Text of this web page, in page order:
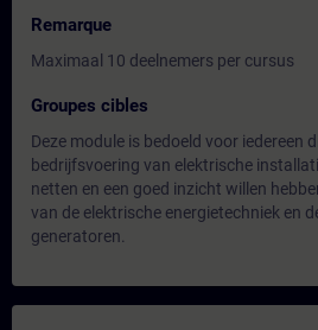
Remarque
Maximaal 10 deelnemers per cursus
Groupes cibles
Deze module is bedoeld voor iedereen
bedrijfsvoering van elektrische
netten en een goed inzicht willen
van de elektrische energietechniek en
generatoren.